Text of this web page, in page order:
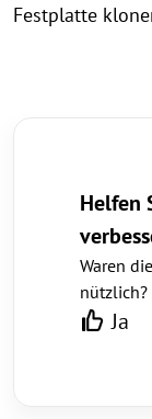
Festplatte
Helfen
Waren
Ja